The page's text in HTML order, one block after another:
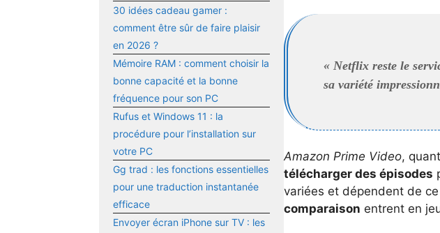
30 idées cadeau gamer :
comment être sûr de faire plaisir
en 2026 ?
Mémoire RAM : comment choisir la
bonne capacité et la bonne
fréquence pour son PC
Rufus et Windows 11 : la
procédure pour l’installation sur
votre PC
Gg trad : les fonctions essentielles
pour une traduction instantanée
efficace
Envoyer écran iPhone sur TV : les
« Netflix reste le
sa variété
Amazon Prime Video,
télécharger des épisodes
variées et dépendent de ce
comparaison entrent en